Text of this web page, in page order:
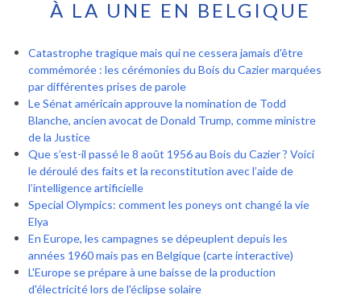
À LA UNE EN BELGIQUE
Catastrophe tragique mais qui ne cessera jamais d'être
commémorée : les cérémonies du Bois du Cazier marquées
par différentes prises de parole
Le Sénat américain approuve la nomination de Todd
Blanche, ancien avocat de Donald Trump, comme ministre
de la Justice
Que s’est-il passé le 8 août 1956 au Bois du Cazier ? Voici
le déroulé des faits et la reconstitution avec l’aide de
l’intelligence artificielle
Special Olympics: comment les poneys ont changé la vie
Elya
En Europe, les campagnes se dépeuplent depuis les
années 1960 mais pas en Belgique (carte interactive)
L'Europe se prépare à une baisse de la production
d'électricité lors de l'éclipse solaire